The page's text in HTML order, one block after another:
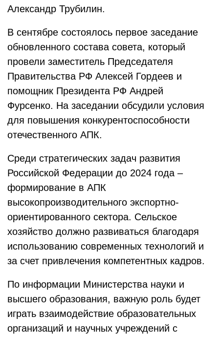
Александр Трубилин.
В сентябре состоялось первое заседание
обновленного состава совета, который
провели заместитель Председателя
Правительства РФ Алексей Гордеев и
помощник Президента РФ Андрей
Фурсенко. На заседании обсудили условия
для повышения конкурентоспособности
отечественного АПК.
Среди стратегических задач развития
Российской Федерации до 2024 года –
формирование в АПК
высокопроизводительного экспортно-
ориентированного сектора. Сельское
хозяйство должно развиваться благодаря
использованию современных технологий и
за счет привлечения компетентных кадров.
По информации Министерства науки и
высшего образования, важную роль будет
играть взаимодействие образовательных
организаций и научных учреждений с